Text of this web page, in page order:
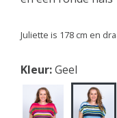
Juliette is 178 cm en
Kleur:Geel